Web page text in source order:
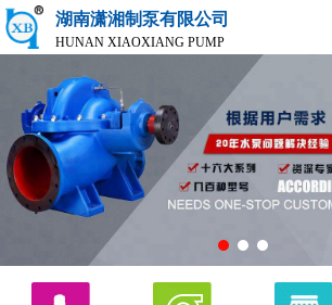
湖南潇湘制泵有限公司
HUNAN XIAOXIANG PUMP